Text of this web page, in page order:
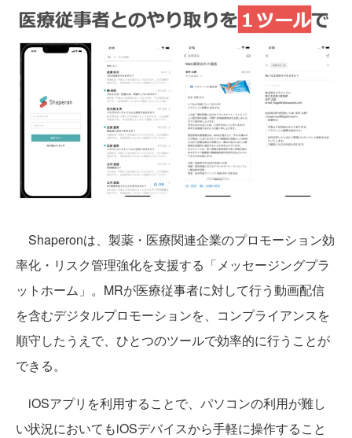
Shaperonは、製薬・医療関連企業のプロモーション効
率化・リスク管理強化を支援する「メッセージングプラ
ットホーム」。MRが医療従事者に対して行う動画配信
を含むデジタルプロモーションを、コンプライアンスを
順守したうえで、ひとつのツールで効率的に行うことが
できる。
iOSアプリを利用することで、パソコンの利用が難し
い状況においてもiOSデバイスから手軽に操作すること